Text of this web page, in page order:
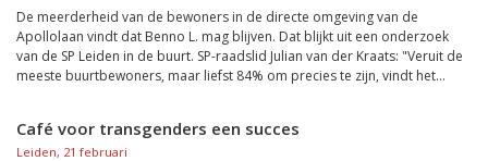
De meerderheid van de bewoners in de directe omgeving van de
Apollolaan vindt dat Benno L. mag blijven. Dat blijkt uit een onderzoek
van de SP Leiden in de buurt. SP-raadslid Julian van der Kraats: "Veruit de
meeste buurtbewoners, maar liefst 84% om precies te zijn, vindt het...
Café voor transgenders een succes
Leiden, 21 februari